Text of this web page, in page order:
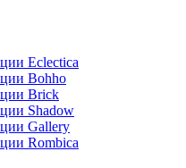
Eclectica
Bohho
Brick
Shadow
Gallery
Rombica